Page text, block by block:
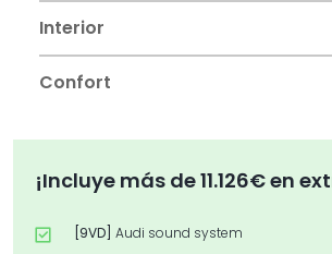
Interior
Confort
¡Incluye más de 11.126€ en
[9VD] Audi sound system